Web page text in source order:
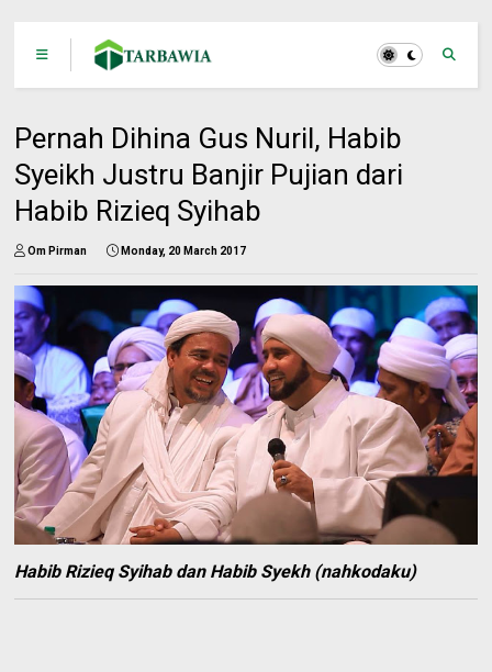
Pernah Dihina Gus Nuril, Habib
Syeikh Justru Banjir Pujian dari
Habib Rizieq Syihab
Om Pirman Monday, 20 March 2017
Habib Rizieq Syihab dan Habib Syekh (nahkodaku)